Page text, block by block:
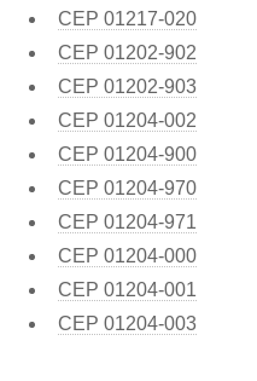
CEP 01217-020
CEP 01202-902
CEP 01202-903
CEP 01204-002
CEP 01204-900
CEP 01204-970
CEP 01204-971
CEP 01204-000
CEP 01204-001
CEP 01204-003